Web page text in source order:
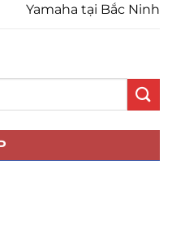
Yamaha tại Bắc Ninh